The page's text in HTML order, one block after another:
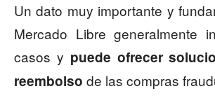
Un dato muy importante y
Mercado Libre generalmente
casos y puede ofrecer
reembolso de las compras